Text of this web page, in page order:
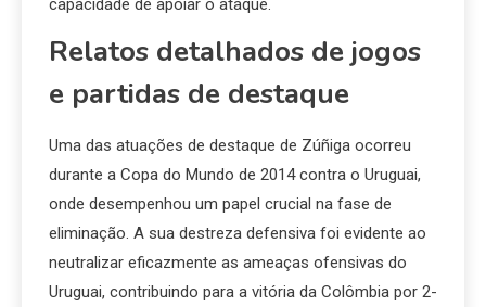
capacidade de apoiar o ataque.
Relatos detalhados de jogos
e partidas de destaque
Uma das atuações de destaque de Zúñiga ocorreu
durante a Copa do Mundo de 2014 contra o Uruguai,
onde desempenhou um papel crucial na fase de
eliminação. A sua destreza defensiva foi evidente ao
neutralizar eficazmente as ameaças ofensivas do
Uruguai, contribuindo para a vitória da Colômbia por 2-